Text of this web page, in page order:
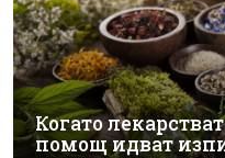
Когато
помощ идват